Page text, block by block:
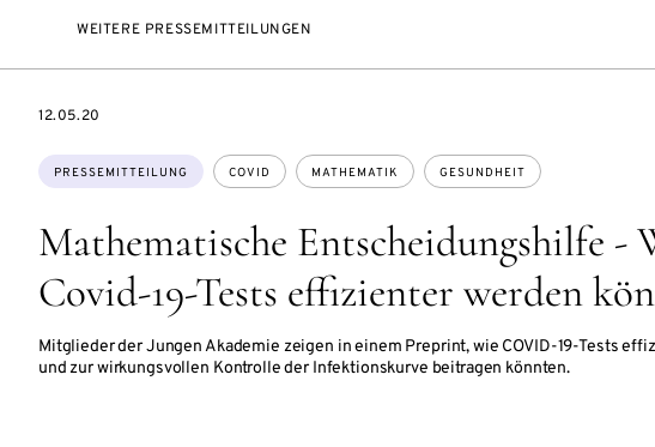
WEITERE PRESSEMITTEILUNGEN
Mathematische Entscheidungshilfe -
Covid-19-Tests effizienter werden
Mitglieder der Jungen Akademie zeigen in einem Preprint, wie COVID-19-Tests
und zur wirkungsvollen Kontrolle der Infektionskurve beitragen könnten.
Themen:
PRESSEMITTEILUNG COVID MATHEMATIK GESUNDHEIT
DATE
12.05.20